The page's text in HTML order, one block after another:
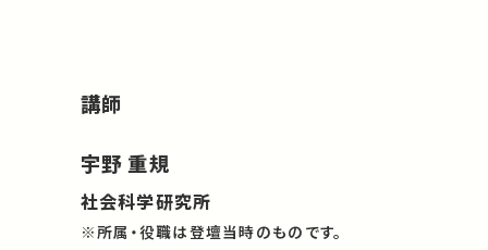
講師
宇野 重規
社会科学研究所
※所属・役職は登壇当時のものです。